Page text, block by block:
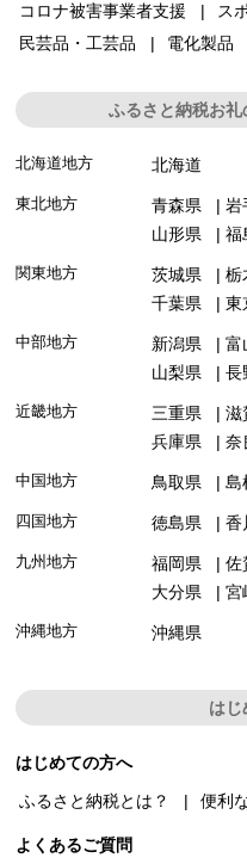
コロナ被害事業者支援
ス
民芸品・工芸品
電化製品
ふるさと納税お
北海道地方 北海道
東北地方 青森県 岩
山形県
福
関東地方 茨城県 栃
千葉県
東
中部地方 新潟県 富
山梨県
長
近畿地方 三重県 滋
兵庫県
奈
中国地方 鳥取県 島
四国地方 徳島県 香
九州地方 福岡県 佐
大分県
宮
沖縄地方 沖縄県
はじ
はじめての方へ
ふるさと納税とは？
便利
よくあるご質問